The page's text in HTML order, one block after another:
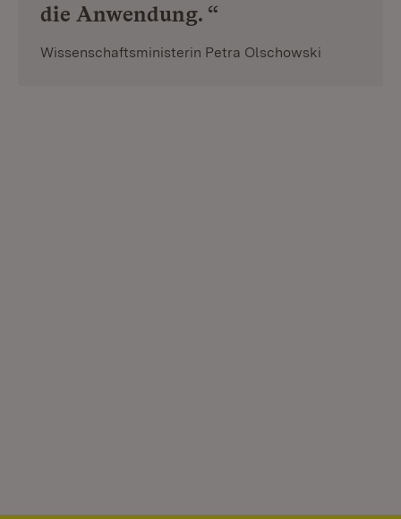
die Anwendung. “
Wissenschaftsministerin Petra Olschowski